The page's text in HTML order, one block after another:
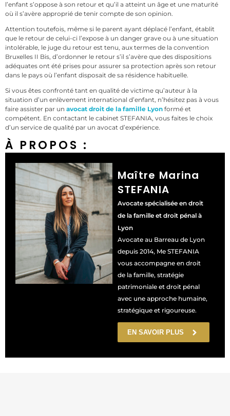
l’enfant s’oppose à son retour et qu’il a atteint un âge et une maturité
où il s’avère approprié de tenir compte de son opinion.
Attention toutefois, même si le parent ayant déplacé l’enfant, établit
que le retour de celui-ci l’expose à un danger grave ou à une situation
intolérable, le juge du retour est tenu, aux termes de la convention
Bruxelles II Bis, d’ordonner le retour s’il s’avère que des dispositions
adéquates ont été prises pour assurer sa protection après son retour
dans le pays où l’enfant disposait de sa résidence habituelle.
Si vous êtes confronté tant en qualité de victime qu’auteur à la
situation d’un enlèvement international d’enfant, n’hésitez pas à vous
faire assister par un avocat droit de la famille Lyon formé et
compétent. En contactant le cabinet STEFANIA, vous faites le choix
d’un service de qualité par un avocat d’expérience.
À PROPOS :
Maître Marina
STEFANIA
Avocate spécialisée en droit
de la famille et droit pénal à
Lyon
Avocate au Barreau de Lyon
depuis 2014, Me STEFANIA
vous accompagne en droit
de la famille, stratégie
patrimoniale et droit pénal
avec une approche humaine,
stratégique et rigoureuse.
EN SAVOIR PLUS